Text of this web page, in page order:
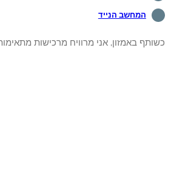
המחשב הנייד
באמזון, אני מרוויח מרכישות מתאימות.